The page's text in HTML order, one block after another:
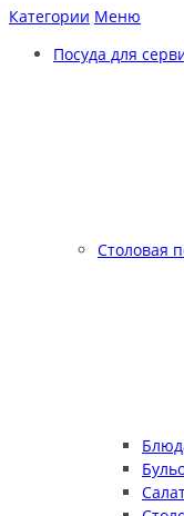
Категории Меню
Посуда для
Столовая